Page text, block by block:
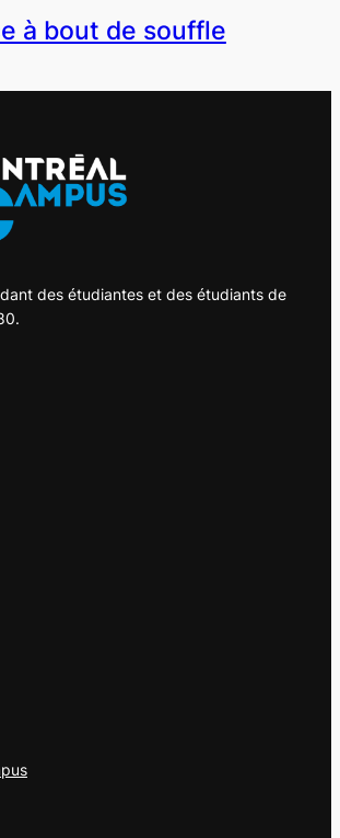
à bout de souffle
des étudiantes et des étudiants de